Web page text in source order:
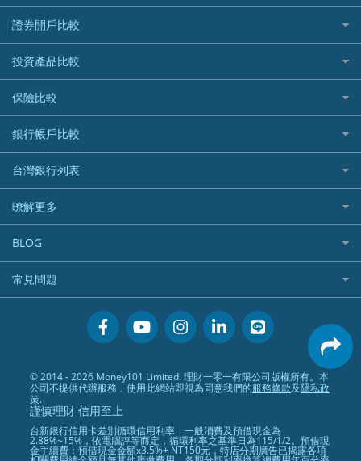
所有信用卡
精選推薦
國內外現金回饋
繳稅優惠
航空哩程回饋
加油優惠
分期零利率優惠
首刷禮優惠
網購優惠
行動支付優惠
旅遊訂房優惠
快速線上貸款推薦
最完整貸款資訊一次看
繳稅貸款
貸款計算機
車貸計算機
精選貸款推薦
信貸利率比較
一般個人貸款
優質客戶貸款
小額借款
循環貸款
汽機車貸款比較
信用貸款銀行列表
債務整合
24小時內入帳貸款
證券開戶比較
台股證券戶
美股證券戶
投資產品比較
機器人投資
加密貨幣
外幣定存
保險比較
住宅險
汽車保險
機車保險
寵物險
銀行帳戶比較
財富管理帳戶
數位存款帳戶
美元定存
台灣銀行列表
銀行與合作機構列表
銀行客服電話
暸解更多
加入我們
訂閱電子報
媒體聯絡
關於我們
BLOG
專欄文章
常見問題
活動禮贈品兌換相關
會員相關常見問題
金融商品常見問題
© 2014 - 2026 Money101 Limited. 理財一零一有限公司版權所有。本
公司不提供代辦服務，使用此網站即視為同意我們的服務條款及隱私政
策.
謹慎理財 信用至上
台新銀行信用卡差別循環信用利率：一般消費及預借現金為
2.88%~15%，依電腦評等而定，循環利率之基準日為115/1/2。預借現
金手續費：預借現金金額x3.5%+ NT150元，特店分期廣告已揭露各項